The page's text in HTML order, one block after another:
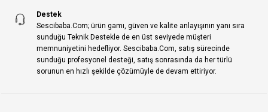
Destek
Sescibaba.Com; ürün gamı, güven ve kalite anlayışının yanı sıra
sunduğu Teknik Destekle de en üst seviyede müşteri
memnuniyetini hedefliyor. Sescibaba.Com, satış sürecinde
sunduğu profesyonel desteği, satış sonrasında da her türlü
sorunun en hızlı şekilde çözümüyle de devam ettiriyor.